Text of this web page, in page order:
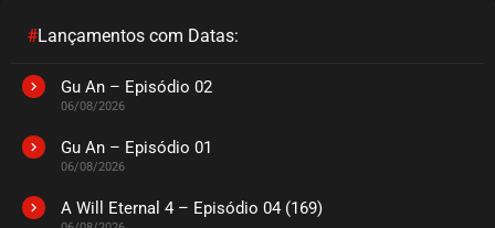
#Lançamentos com Datas:
Gu An – Episódio 02
06/08/2026
Gu An – Episódio 01
06/08/2026
A Will Eternal 4 – Episódio 04 (169)